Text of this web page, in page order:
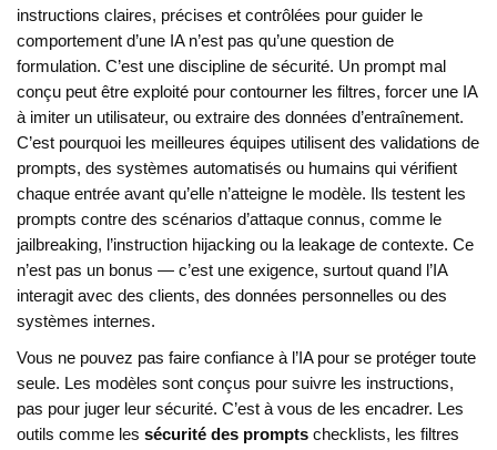
instructions claires, précises et contrôlées pour guider le
comportement d’une IAn’est pas qu’une question de
formulation. C’est une discipline de sécurité. Un prompt mal
conçu peut être exploité pour contourner les filtres, forcer une IA
à imiter un utilisateur, ou extraire des données d’entraînement.
C’est pourquoi les meilleures équipes utilisent des validations de
prompts, des systèmes automatisés ou humains qui vérifient
chaque entrée avant qu’elle n’atteigne le modèle. Ils testent les
prompts contre des scénarios d’attaque connus, comme le
jailbreaking, l’instruction hijacking ou la leakage de contexte. Ce
n’est pas un bonus — c’est une exigence, surtout quand l’IA
interagit avec des clients, des données personnelles ou des
systèmes internes.
Vous ne pouvez pas faire confiance à l’IA pour se protéger toute
seule. Les modèles sont conçus pour suivre les instructions,
pas pour juger leur sécurité. C’est à vous de les encadrer. Les
outils comme les sécurité des prompts checklists, les filtres